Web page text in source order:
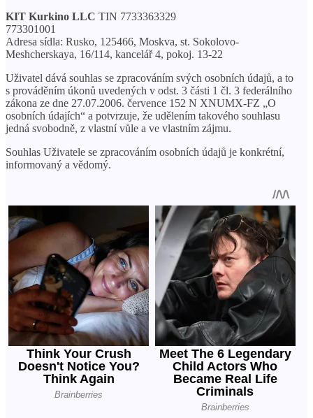
KIT Kurkino LLC TIN 7733363329
773301001
Adresa sídla: Rusko, 125466, Moskva, st. Sokolovo-
Meshcherskaya, 16/114, kancelář 4, pokoj. 13-22
Uživatel dává souhlas se zpracováním svých osobních údajů, a to
s prováděním úkonů uvedených v odst. 3 části 1 čl. 3 federálního
zákona ze dne 27.07.2006. července 152 N XNUMX-FZ „O
osobních údajích“ a potvrzuje, že udělením takového souhlasu
jedná svobodně, z vlastní vůle a ve vlastním zájmu.
Souhlas Uživatele se zpracováním osobních údajů je konkrétní,
informovaný a vědomý.